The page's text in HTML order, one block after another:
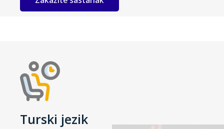
Turski jezik